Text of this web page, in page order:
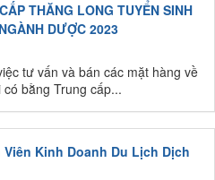
THĂNG LONG TUYỂN SINH
DƯỢC 2023
tư vấn và bán các mặt hàng về
bằng Trung cấp...
Kinh Doanh Du Lịch Dịch